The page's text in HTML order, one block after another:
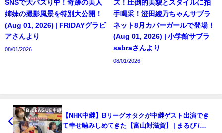
SNSで大バズり中！奇跡の美人
姉妹の撮影風景を特別大公開！
(Aug 01, 2026) | FRIDAYグラビ
アさんより
08/01/2026
ズ！圧倒的美貌とスタイルに拍
手喝采！澄田綾乃ちゃんサブラ
ネット8月カバーガールで登場！
(Aug 01, 2026) | 小学館サブラ
sabraさんより
08/01/2026
【NHK中継】Bリーグオタクが中継ゲスト出演でき
て幸せ噛みしめてきた【富山対滋賀】 | まるぴ /